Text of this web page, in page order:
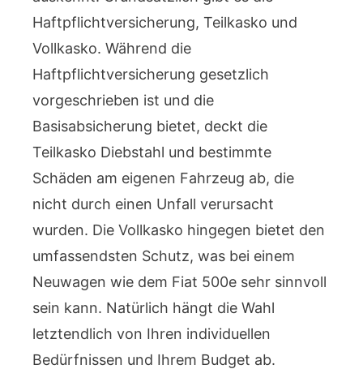
Haftpflichtversicherung, Teilkasko und
Vollkasko. Während die
Haftpflichtversicherung gesetzlich
vorgeschrieben ist und die
Basisabsicherung bietet, deckt die
Teilkasko Diebstahl und bestimmte
Schäden am eigenen Fahrzeug ab, die
nicht durch einen Unfall verursacht
wurden. Die Vollkasko hingegen bietet den
umfassendsten Schutz, was bei einem
Neuwagen wie dem Fiat 500e sehr sinnvoll
sein kann. Natürlich hängt die Wahl
letztendlich von Ihren individuellen
Bedürfnissen und Ihrem Budget ab.